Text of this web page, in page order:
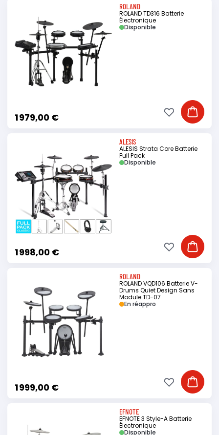
ROLAND
ROLAND TD316 Batterie
Électronique
1 979,00 €
Disponible
Ajouter
Ajouter à ma
ALESIS
ALESIS Strata Core Batterie
Full Pack
1 998,00 €
Disponible
Ajouter
Ajouter à ma
ROLAND
ROLAND VQD106 Batterie V-
Drums Quiet Design Sans
Module TD-07
1 999,00 €
En réappro
Ajouter
Ajouter à ma
EFNOTE
EFNOTE 3 Style-A Batterie
Électronique
Disponible